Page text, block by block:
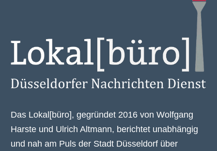
Das Lokal[büro], gegründet 2016 von Wolfgang
Harste und Ulrich Altmann, berichtet unabhängig
und nah am Puls der Stadt Düsseldorf über